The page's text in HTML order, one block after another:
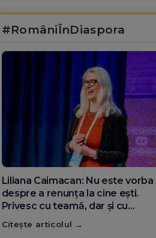
#RomâniÎnDiaspora
Diana Olar, românca de la Google
care demonstrează că diaspora
poate schimba România
Citește articolul